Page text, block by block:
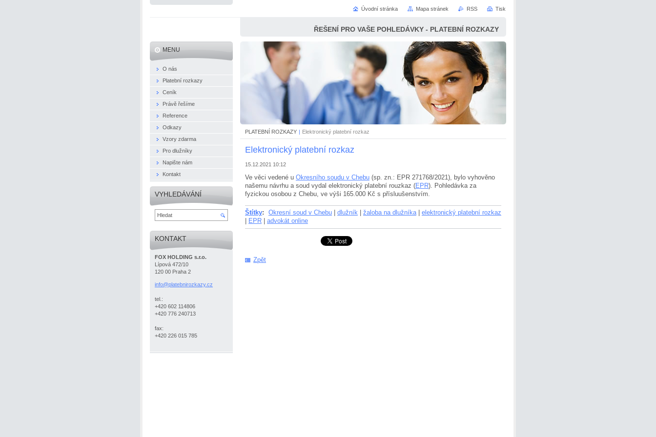
ŘEŠENÍ PRO VAŠE POHLEDÁVKY - PLATEBNÍ ROZKAZY
PLATEBNÍ ROZKAZY | Elektronický platební rozkaz
Elektronický platební rozkaz
15.12.2021 10:12
Ve věci vedené u Okresního soudu v Chebu (sp. zn.: EPR 271768/2021), bylo vyhověno
našemu návrhu a soud vydal elektronický platební rouzkaz (EPR). Pohledávka za
fyzickou osobou z Chebu, ve výši 165.000 Kč s přísluušenstvím.
Štítky: Okresní soud v Chebu dlužník žaloba na dlužníka
elektronický platební rozkaz
EPR advokát online
Zpět
MENU
O nás
Platební rozkazy
Ceník
Právě řešíme
Reference
Odkazy
Vzory zdarma
Pro dlužníky
Napište nám
Kontakt
VYHLEDÁVÁNÍ
KONTAKT
FOX HOLDING s.r.o.
Lípová 472/10
120 00 Praha 2
info@platebnirozkazy.cz
tel.:
+420 602 114806
+420 776 240713
fax:
+420 226 015 785
Úvodní stránka Mapa stránek RSS Tisk